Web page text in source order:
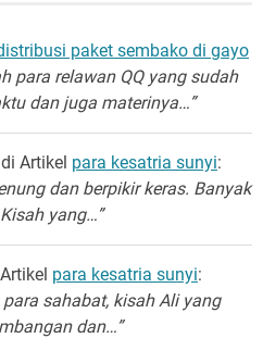
paket sembako di gayo
para relawan QQ yang sudah
dan juga materinya…”
Artikel para kesatria sunyi:
dan berpikir keras. Banyak
yang…”
para kesatria sunyi:
sahabat, kisah Ali yang
dan…”